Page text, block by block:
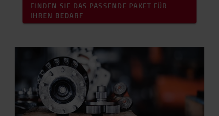
FINDEN SIE DAS PASSENDE PAKET FÜR
IHREN BEDARF